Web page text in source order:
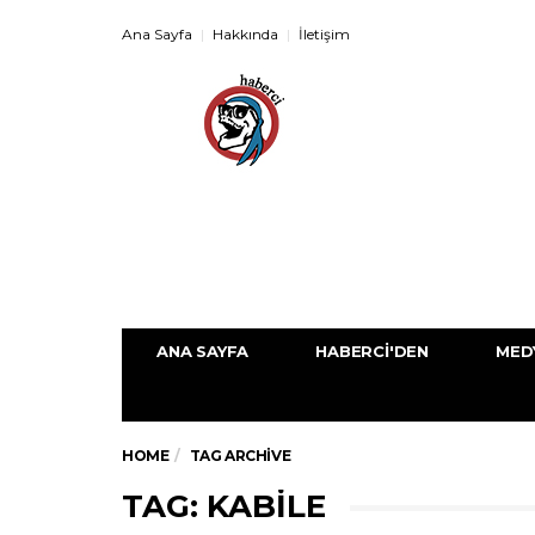
Ana Sayfa Hakkında İletişim
ANA SAYFA HABERCI'DEN
HOME TAG ARCHIVE
TAG: KABILE